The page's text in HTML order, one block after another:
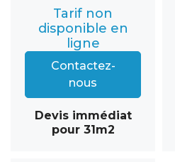
Tarif non
disponible en
ligne
Contactez-
nous
Devis immédiat
pour 31m2